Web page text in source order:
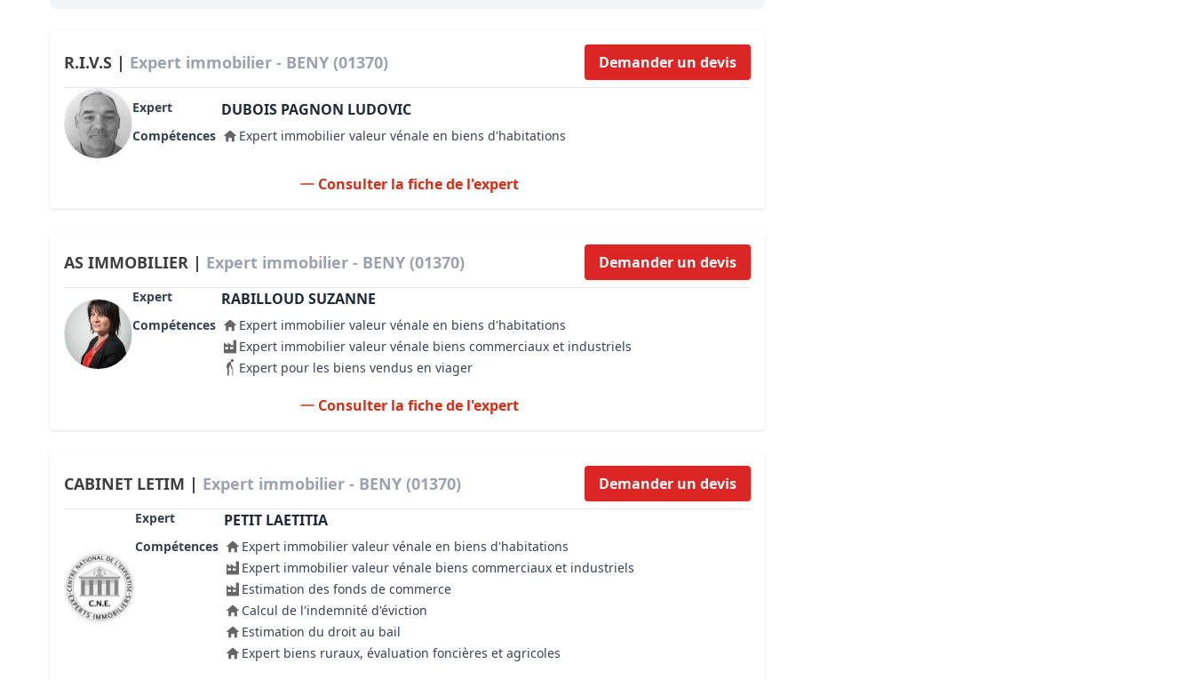
Règles d’urbanisme
Pathologies des bâtiments
Lecture et compréhension d’un Plan Local d’Urbanisme (PLU)
Développer et organiser l'activité de Syndic
Biens d’exception, belles demeures, châteaux et traits de côte
Expertise pré-achat
R.I.V.S | Expert immobilier - BENY (01370) Demander un devis
Expert DUBOIS PAGNON LUDOVIC
Compétences Expert immobilier valeur vénale en biens d'habitations
Consulter la fiche de l'expert
AS IMMOBILIER | Expert immobilier - BENY (01370) Demander un devis
Expert RABILLOUD SUZANNE
Compétences
Expert immobilier valeur vénale en biens d'habitations
Expert immobilier valeur vénale biens commerciaux et industriels
Expert pour les biens vendus en viager
Consulter la fiche de l'expert
CABINET LETIM | Expert immobilier - BENY (01370) Demander un devis
Expert PETIT LAETITIA
Compétences
Expert immobilier valeur vénale en biens d'habitations
Expert immobilier valeur vénale biens commerciaux et industriels
Estimation des fonds de commerce
Calcul de l'indemnité d'éviction
Estimation du droit au bail
Expert biens ruraux, évaluation foncières et agricoles